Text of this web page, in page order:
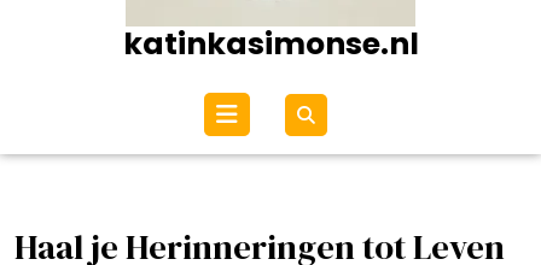
katinkasimonse.nl
Open
menu
Haal je Herinneringen tot Leven